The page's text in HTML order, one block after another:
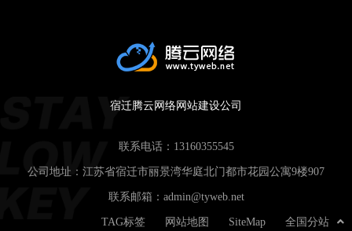
宿迁腾云网络网站建设公司
联系电话： 13160355545
公司地址：江苏省宿迁市丽景湾华庭北门都市花园公寓9楼907
联系邮箱： admin@tyweb.net
全国分站
SiteMap
网站地图
TAG标签